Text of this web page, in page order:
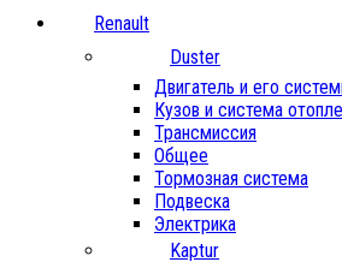
Renault
Duster
Двигатель и его
Кузов и система
Трансмиссия
Общее
Тормозная система
Подвеска
Электрика
Kaptur